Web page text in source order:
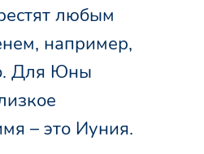
любым
например,
Для Юны
– это Иуния.